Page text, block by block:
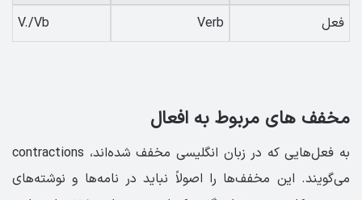
فعل
Verb
V./Vb
مخفف های مربوط به افعال
به فعل‌هایی که در زبان انگلیسی مخفف شده‌اند، contractions
می‌گویند. این مخفف‌ها را اصولاً نباید در نامه‌ها و نوشته‌های